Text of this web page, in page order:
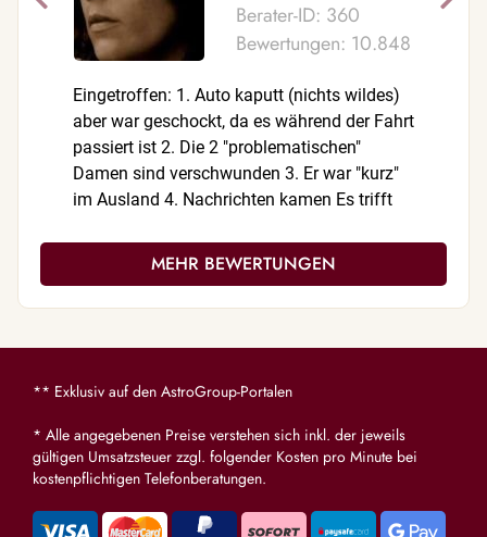
Berater-ID: 360
Bewertungen: 10.848
Eingetroffen: 1. Auto kaputt (nichts wildes)
aber war geschockt, da es während der Fahrt
passiert ist 2. Die 2 "problematischen"
Damen sind verschwunden 3. Er war "kurz"
im Ausland 4. Nachrichten kamen Es trifft
hast :) Und ich glaube fest dran, dass das
nicht ob ich das bis dahin aushalte :( Du
wunderbarer Mensch 💗
MEHR BEWERTUNGEN
** Exklusiv auf den AstroGroup-Portalen
* Alle angegebenen Preise verstehen sich inkl. der jeweils
gültigen Umsatzsteuer zzgl. folgender Kosten pro Minute bei
kostenpflichtigen Telefonberatungen.